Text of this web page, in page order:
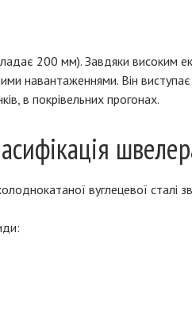
200 мм). Завдяки високим
навантаженнями. Він
в покрівельних прогонах.
вуглецевої сталі